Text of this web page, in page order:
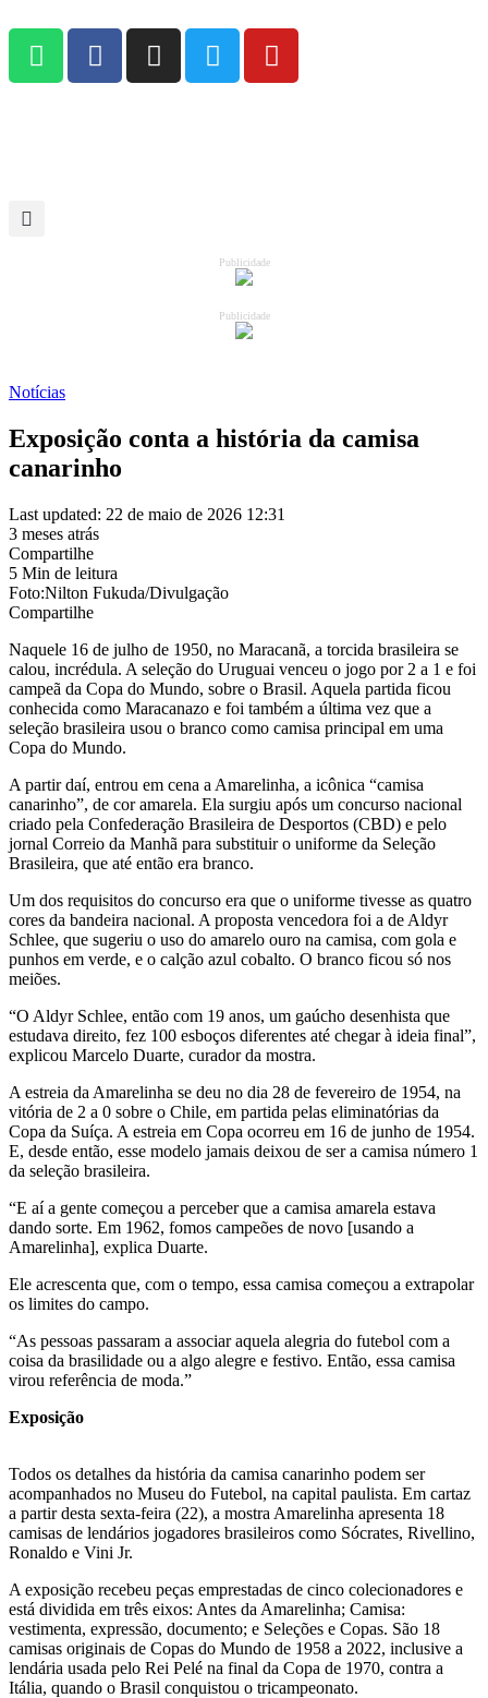
Publicidade
Publicidade
Notícias
Exposição conta a história da camisa
canarinho
Last updated: 22 de maio de 2026 12:31
3 meses atrás
Compartilhe
5 Min de leitura
Foto:Nilton Fukuda/Divulgação
Compartilhe
Naquele 16 de julho de 1950, no Maracanã, a torcida brasileira se
calou, incrédula. A seleção do Uruguai venceu o jogo por 2 a 1 e foi
campeã da Copa do Mundo, sobre o Brasil. Aquela partida ficou
conhecida como Maracanazo e foi também a última vez que a
seleção brasileira usou o branco como camisa principal em uma
Copa do Mundo.
A partir daí, entrou em cena a Amarelinha, a icônica “camisa
canarinho”, de cor amarela. Ela surgiu após um concurso nacional
criado pela Confederação Brasileira de Desportos (CBD) e pelo
jornal Correio da Manhã para substituir o uniforme da Seleção
Brasileira, que até então era branco.
Um dos requisitos do concurso era que o uniforme tivesse as quatro
cores da bandeira nacional. A proposta vencedora foi a de Aldyr
Schlee, que sugeriu o uso do amarelo ouro na camisa, com gola e
punhos em verde, e o calção azul cobalto. O branco ficou só nos
meiões.
“O Aldyr Schlee, então com 19 anos, um gaúcho desenhista que
estudava direito, fez 100 esboços diferentes até chegar à ideia final”,
explicou Marcelo Duarte, curador da mostra.
A estreia da Amarelinha se deu no dia 28 de fevereiro de 1954, na
vitória de 2 a 0 sobre o Chile, em partida pelas eliminatórias da
Copa da Suíça. A estreia em Copa ocorreu em 16 de junho de 1954.
E, desde então, esse modelo jamais deixou de ser a camisa número 1
da seleção brasileira.
“E aí a gente começou a perceber que a camisa amarela estava
dando sorte. Em 1962, fomos campeões de novo [usando a
Amarelinha], explica Duarte.
Ele acrescenta que, com o tempo, essa camisa começou a extrapolar
os limites do campo.
“As pessoas passaram a associar aquela alegria do futebol com a
coisa da brasilidade ou a algo alegre e festivo. Então, essa camisa
virou referência de moda.”
Exposição
Todos os detalhes da história da camisa canarinho podem ser
acompanhados no Museu do Futebol, na capital paulista. Em cartaz
a partir desta sexta-feira (22), a mostra Amarelinha apresenta 18
camisas de lendários jogadores brasileiros como Sócrates, Rivellino,
Ronaldo e Vini Jr.
A exposição recebeu peças emprestadas de cinco colecionadores e
está dividida em três eixos: Antes da Amarelinha; Camisa:
vestimenta, expressão, documento; e Seleções e Copas. São 18
camisas originais de Copas do Mundo de 1958 a 2022, inclusive a
lendária usada pelo Rei Pelé na final da Copa de 1970, contra a
Itália, quando o Brasil conquistou o tricampeonato.